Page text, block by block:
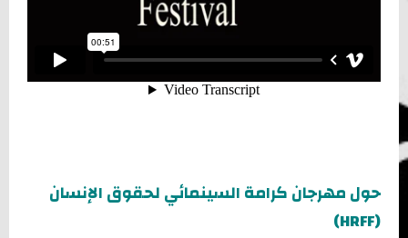
حول مهرجان كرامة السينمائي لحقوق الإنسان
(HRFF)